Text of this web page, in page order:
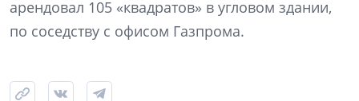
арендовал 105 «квадратов» в угловом здании,
по соседству с офисом Газпрома.